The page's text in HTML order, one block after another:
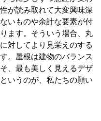
が読み取れて大変興味深
いものや余計な要素が付
ます。そういう場合、丸
対してより見栄えのする
。屋根は建物のバランス
、最も美しく見えるデザ
いうのが、私たちの願い